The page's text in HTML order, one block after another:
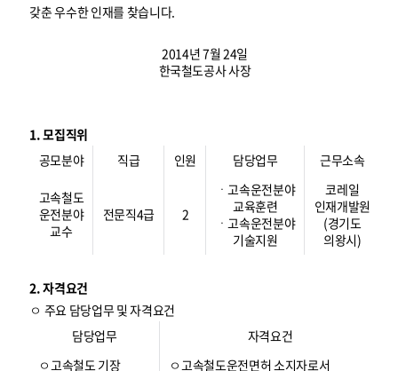
갖춘 우수한 인재를 찾습니다.
2014년 7월 24일
한국철도공사 사장
1. 모집직위
공모분야
직급 인원 담당업무 근무소속
고속철도
운전분야
교수
전문직4급 2
ㆍ고속운전분야
교육훈련
ㆍ고속운전분야
기술지원
코레일
인재개발원
(경기도
의왕시)
2. 자격요건
ㅇ 주요 담당업무 및 자격요건
담당업무
자격요건
ㅇ고속철도 기장
ㅇ고속철도운전면허 소지자로서